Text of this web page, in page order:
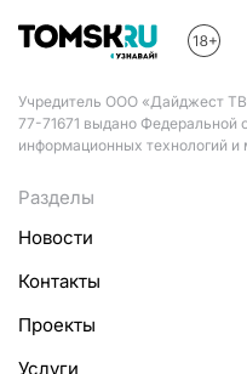
Учредитель ООО «Дайджест
77-71671 выдано Федеральной
информационных технологий и
Разделы
Новости
Контакты
Проекты
Услуги